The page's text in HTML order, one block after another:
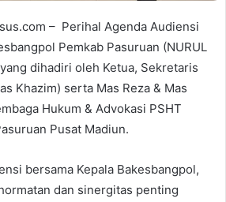
– Perihal Agenda Audiensi
Pemkab Pasuruan (NURUL
dihadiri oleh Ketua, Sekretaris
Khazim) serta Mas Reza & Mas
Hukum & Advokasi PSHT
Pusat Madiun.
bersama Kepala Bakesbangpol,
dan sinergitas penting